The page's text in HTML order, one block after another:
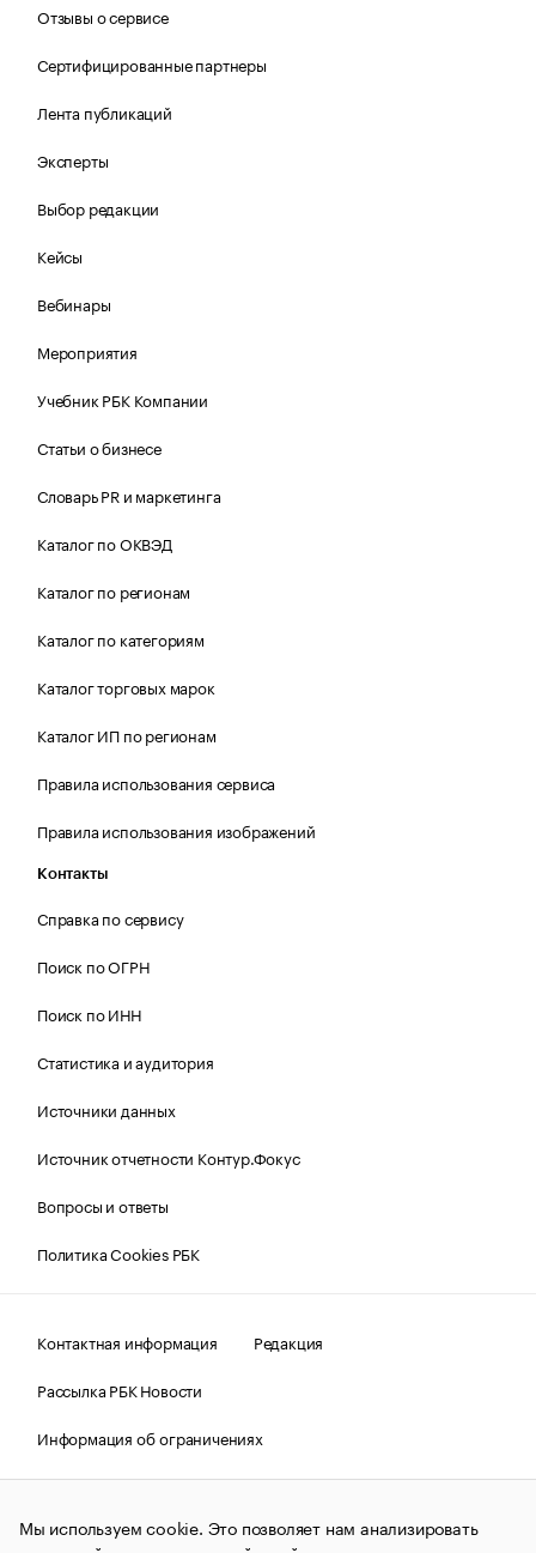
Отзывы о сервисе
Сертифицированные партнеры
Лента публикаций
Эксперты
Выбор редакции
Кейсы
Вебинары
Мероприятия
Учебник РБК Компании
Статьи о бизнесе
Словарь PR и маркетинга
Каталог по ОКВЭД
Каталог по регионам
Каталог по категориям
Каталог торговых марок
Каталог ИП по регионам
Правила использования сервиса
Правила использования изображений
Контакты
Справка по сервису
Поиск по ОГРН
Поиск по ИНН
Статистика и аудитория
Источники данных
Источник отчетности Контур.Фокус
Вопросы и ответы
Политика Cookies РБК
Контактная информация
Редакция
Рассылка РБК Новости
Информация об ограничениях
Правовая информация
О соблюдении авторских прав
© АО «РОСБИЗНЕСКОНСАЛТИНГ»,1995–2026.Сообщения
Мы используем cookie. Это позволяет нам анализировать